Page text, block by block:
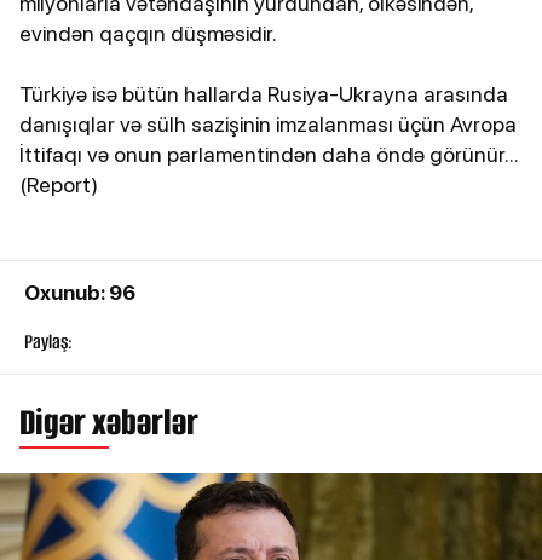
evindən qaçqın düşməsidir.
Türkiyə isə bütün hallarda Rusiya-Ukrayna arasında
danışıqlar və sülh sazişinin imzalanması üçün Avropa
İttifaqı və onun parlamentindən daha öndə görünür...
(Report)
Oxunub: 96
Paylaş:
Digər xəbərlər